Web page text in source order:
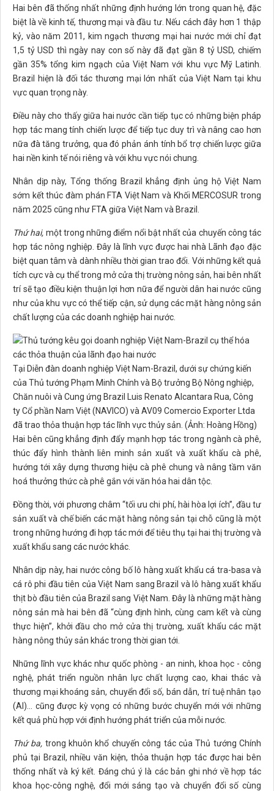
Hai bên đã thống nhất những định hướng lớn trong quan hệ, đặc
biệt là về kinh tế, thương mại và đầu tư. Nếu cách đây hơn 1 thập
kỷ, vào năm 2011, kim ngạch thương mại hai nước mới chỉ đạt
1,5 tỷ USD thì ngày nay con số này đã đạt gần 8 tỷ USD, chiếm
gần 35% tổng kim ngạch của Việt Nam với khu vực Mỹ Latinh.
Brazil hiện là đối tác thương mại lớn nhất của Việt Nam tại khu
vực quan trọng này.
Điều này cho thấy giữa hai nước cần tiếp tục có những biện pháp
hợp tác mang tính chiến lược để tiếp tục duy trì và nâng cao hơn
nữa đà tăng trưởng, qua đó phản ánh tính bổ trợ chiến lược giữa
hai nền kinh tế nói riêng và với khu vực nói chung.
Nhân dịp này, Tổng thống Brazil khẳng định ủng hộ Việt Nam
sớm kết thúc đàm phán FTA Việt Nam và Khối MERCOSUR trong
năm 2025 cũng như FTA giữa Việt Nam và Brazil.
Thứ hai, một trong những điểm nổi bật nhất của chuyến công tác
hợp tác nông nghiệp. Đây là lĩnh vực được hai nhà Lãnh đạo đặc
biệt quan tâm và dành nhiều thời gian trao đổi. Với những kết quả
tích cực và cụ thể trong mở cửa thị trường nông sản, hai bên nhất
trí sẽ tạo điều kiện thuận lợi hơn nữa để người dân hai nước cũng
như của khu vực có thể tiếp cận, sử dụng các mặt hàng nông sản
chất lượng của các doanh nghiệp hai nước.
Tại Diễn đàn doanh nghiệp Việt Nam-Brazil, dưới sự chứng kiến
của Thủ tướng Phạm Minh Chính và Bộ trưởng Bộ Nông nghiệp,
Chăn nuôi và Cung ứng Brazil Luis Renato Alcantara Rua, Công
ty Cổ phần Nam Việt (NAVICO) và AV09 Comercio Exporter Ltda
đã trao thỏa thuận hợp tác lĩnh vực thủy sản. (Ảnh: Hoàng Hồng)
Hai bên cũng khẳng định đẩy mạnh hợp tác trong ngành cà phê,
thúc đẩy hình thành liên minh sản xuất và xuất khẩu cà phê,
hướng tới xây dựng thương hiệu cà phê chung và nâng tầm văn
hoá thưởng thức cà phê gắn với văn hóa hai dân tộc.
Đồng thời, với phương châm “tối ưu chi phí, hài hòa lợi ích”, đầu tư
sản xuất và chế biến các mặt hàng nông sản tại chỗ cũng là một
trong những hướng đi hợp tác mới để tiêu thụ tại hai thị trường và
xuất khẩu sang các nước khác.
Nhân dịp này, hai nước công bố lô hàng xuất khẩu cá tra-basa và
cá rô phi đầu tiên của Việt Nam sang Brazil và lô hàng xuất khẩu
thịt bò đầu tiên của Brazil sang Việt Nam. Đây là những mặt hàng
nông sản mà hai bên đã “cùng định hình, cùng cam kết và cùng
thực hiện”, khởi đầu cho mở cửa thị trường, xuất khẩu các mặt
hàng nông thủy sản khác trong thời gian tới.
Những lĩnh vực khác như quốc phòng - an ninh, khoa học - công
nghệ, phát triển nguồn nhân lực chất lượng cao, khai thác và
thương mại khoáng sản, chuyển đổi số, bán dẫn, trí tuệ nhân tạo
(AI)… cũng được kỳ vọng có những bước chuyển mới với những
kết quả phù hợp với định hướng phát triển của mỗi nước.
Thứ ba, trong khuôn khổ chuyến công tác của Thủ tướng Chính
phủ tại Brazil, nhiều văn kiện, thỏa thuận hợp tác được hai bên
thống nhất và ký kết. Đáng chú ý là các bản ghi nhớ về hợp tác
khoa học-công nghệ, đổi mới sáng tạo và chuyển đổi số cùng